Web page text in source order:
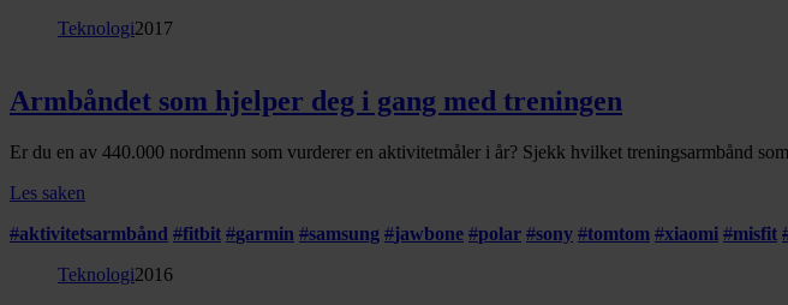
Teknologi2017
Armbåndet som hjelper deg i gang med treningen
Er du en av 440.000 nordmenn som vurderer en aktivitetmåler i år? Sjekk hvilket treningsarmbånd
Les saken
#aktivitetsarmbånd #fitbit #garmin #samsung #jawbone #polar #sony #tomtom #xiaomi #misfit
Teknologi2016